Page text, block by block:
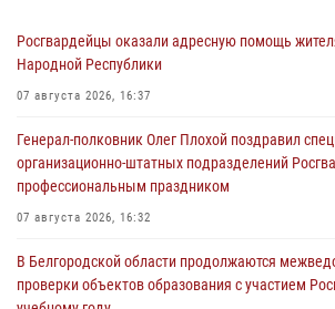
Росгвардейцы оказали адресную помощь
Народной Республики
07 августа 2026, 16:37
Генерал-полковник Олег Плохой поздравил
организационно-штатных подразделений
профессиональным праздником
07 августа 2026, 16:32
В Белгородской области продолжаются
проверки объектов образования с участием